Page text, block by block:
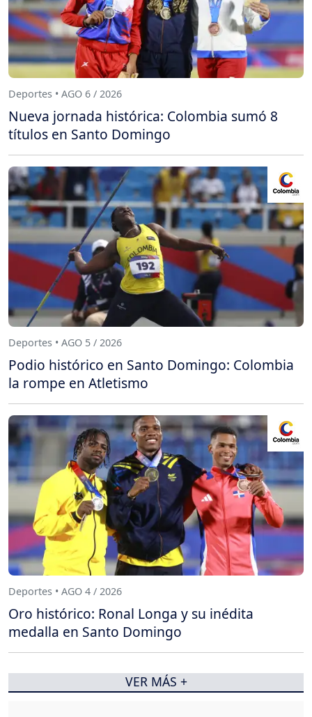
Deportes • AGO 6 / 2026
Nueva jornada histórica: Colombia sumó 8
títulos en Santo Domingo
Deportes • AGO 5 / 2026
Podio histórico en Santo Domingo: Colombia
la rompe en Atletismo
Deportes • AGO 4 / 2026
Oro histórico: Ronal Longa y su inédita
medalla en Santo Domingo
VER MÁS +